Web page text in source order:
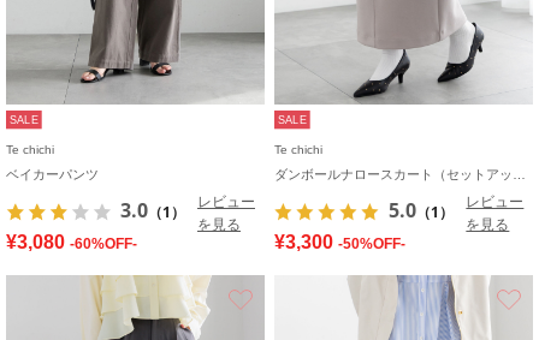
SALE
Te chichi
ベイカーパンツ
3.0 （1）
レビュー
を見る
¥3,080 -60%OFF-
SALE
Te chichi
5.0 （1）
レビュー
を見る
¥3,300 -50%OFF-